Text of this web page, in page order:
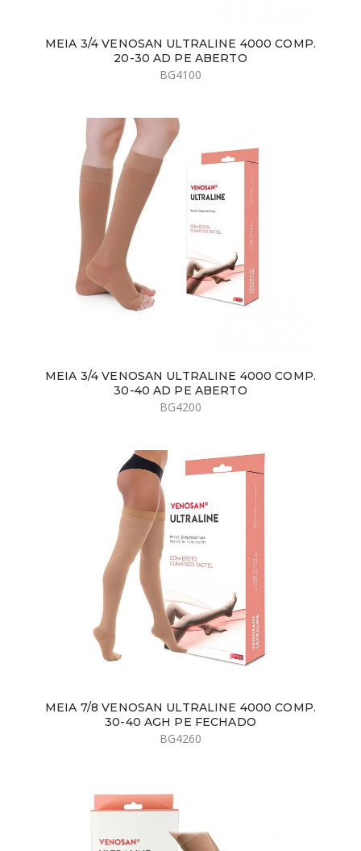
MEIA 3/4 VENOSAN ULTRALINE 4000 COMP.
20-30 AD PE ABERTO
BG4100
MEIA 3/4 VENOSAN ULTRALINE 4000 COMP.
30-40 AD PE ABERTO
BG4200
MEIA 7/8 VENOSAN ULTRALINE 4000 COMP.
30-40 AGH PE FECHADO
BG4260